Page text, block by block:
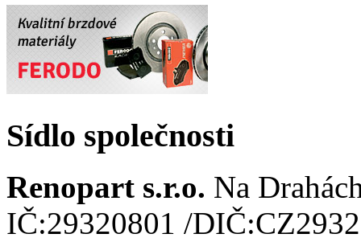
Sídlo společnosti
Renopart s.r.o. Na
IČ:29320801 /